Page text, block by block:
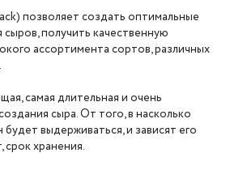
позволяет создать оптимальные
сыров, получить качественную
ассортимента сортов, различных
самая длительная и очень
сыра. От того, в насколько
выдерживаться, и зависят его
срок хранения.